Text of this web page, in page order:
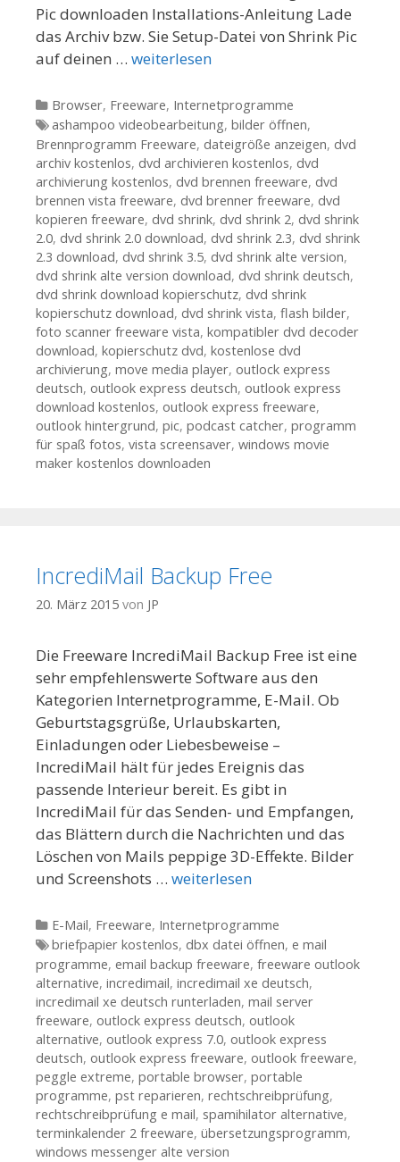
Pic downloaden Installations-Anleitung Lade
das Archiv bzw. Sie Setup-Datei von Shrink Pic
auf deinen … weiterlesen
Kategorien
Browser, Freeware, Internetprogramme
Tags
ashampoo videobearbeitung, bilder öffnen,
Brennprogramm Freeware, dateigröße anzeigen, dvd
archiv kostenlos, dvd archivieren kostenlos, dvd
archivierung kostenlos, dvd brennen freeware, dvd
brennen vista freeware, dvd brenner freeware, dvd
kopieren freeware, dvd shrink, dvd shrink 2, dvd shrink
2.0, dvd shrink 2.0 download, dvd shrink 2.3, dvd shrink
2.3 download, dvd shrink 3.5, dvd shrink alte version,
dvd shrink alte version download, dvd shrink deutsch,
dvd shrink download kopierschutz, dvd shrink
kopierschutz download, dvd shrink vista, flash bilder,
foto scanner freeware vista, kompatibler dvd decoder
download, kopierschutz dvd, kostenlose dvd
archivierung, move media player, outlock express
deutsch, outlook express deutsch, outlook express
download kostenlos, outlook express freeware,
outlook hintergrund, pic, podcast catcher, programm
für spaß fotos, vista screensaver, windows movie
maker kostenlos downloaden
IncrediMail Backup Free
20. März 2015 von JP
Die Freeware IncrediMail Backup Free ist eine
sehr empfehlenswerte Software aus den
Kategorien Internetprogramme, E-Mail. Ob
Geburtstagsgrüße, Urlaubskarten,
Einladungen oder Liebesbeweise –
IncrediMail hält für jedes Ereignis das
passende Interieur bereit. Es gibt in
IncrediMail für das Senden- und Empfangen,
das Blättern durch die Nachrichten und das
Löschen von Mails peppige 3D-Effekte. Bilder
und Screenshots … weiterlesen
Kategorien
E-Mail, Freeware, Internetprogramme
Tags
briefpapier kostenlos, dbx datei öffnen, e mail
programme, email backup freeware, freeware outlook
alternative, incredimail, incredimail xe deutsch,
incredimail xe deutsch runterladen, mail server
freeware, outlock express deutsch, outlook
alternative, outlook express 7.0, outlook express
deutsch, outlook express freeware, outlook freeware,
peggle extreme, portable browser, portable
programme, pst reparieren, rechtschreibprüfung,
rechtschreibprüfung e mail, spamihilator alternative,
terminkalender 2 freeware, übersetzungsprogramm,
windows messenger alte version